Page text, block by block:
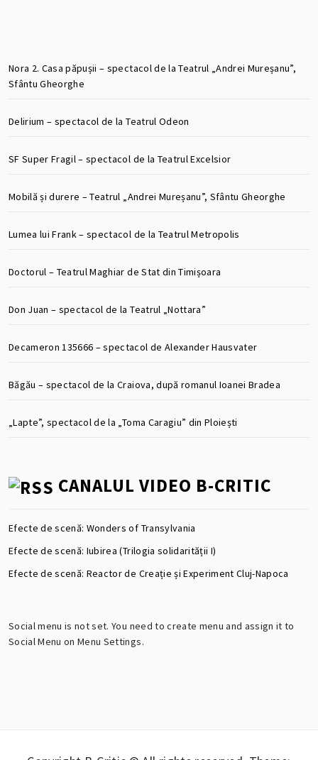
Nora 2. Casa păpușii – spectacol de la Teatrul „Andrei Mureșanu”,
Sfântu Gheorghe
Delirium – spectacol de la Teatrul Odeon
SF Super Fragil – spectacol de la Teatrul Excelsior
Mobilă și durere – Teatrul „Andrei Mureșanu”, Sfântu Gheorghe
Lumea lui Frank – spectacol de la Teatrul Metropolis
Doctorul – Teatrul Maghiar de Stat din Timișoara
Don Juan – spectacol de la Teatrul „Nottara”
Decameron 135666 – spectacol de Alexander Hausvater
Băgău – spectacol de la Craiova, după romanul Ioanei Bradea
„Lapte”, spectacol de la „Toma Caragiu” din Ploiești
CANALUL VIDEO B-CRITIC
Efecte de scenă: Wonders of Transylvania
Efecte de scenă: Iubirea (Trilogia solidarității I)
Efecte de scenă: Reactor de Creație și Experiment Cluj-Napoca
Social menu is not set. You need to create menu and assign it to
Social Menu on Menu Settings.